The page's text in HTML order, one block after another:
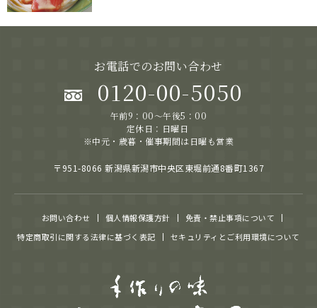
お電話でのお問い合わせ
0120-00-5050
午前9：00～午後5：00
定休日：日曜日
※中元・歳暮・催事期間は日曜も営業
〒951-8066 新潟県新潟市中央区東堀前通8番町1367
お問い合わせ 個人情報保護方針
免責・禁止事項について
特定商取引に関する法律に基づく表記
セキュリティとご利用環境について